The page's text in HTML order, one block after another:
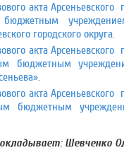
акта Арсеньевского
городского округа.
акта Арсеньевского
бюджетным
акта Арсеньевского
бюджетным
Шевченко